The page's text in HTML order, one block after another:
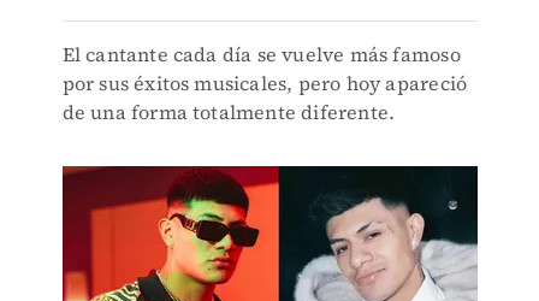
El cantante cada día se vuelve más famoso
por sus éxitos musicales, pero hoy apareció
de una forma totalmente diferente.